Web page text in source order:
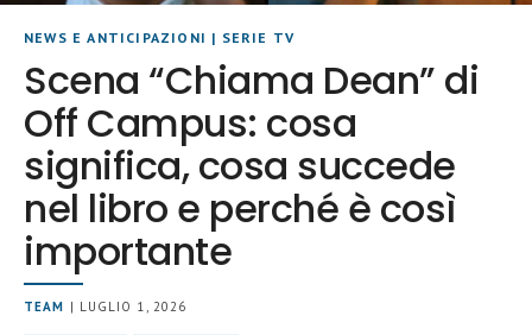
NEWS E ANTICIPAZIONI | SERIE TV
Scena “Chiama Dean” di
Off Campus: cosa
significa, cosa succede
nel libro e perché è così
importante
TEAM | LUGLIO 1, 2026